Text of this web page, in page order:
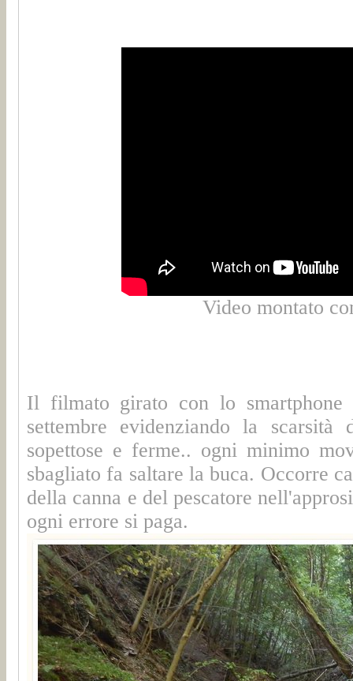
Video montato
Il filmato girato con lo
settembre evidenziando la
sopettose e ferme.. ogni minimo
sbagliato fa saltare la buca. Occorre
della canna e del pescatore
ogni errore si paga.